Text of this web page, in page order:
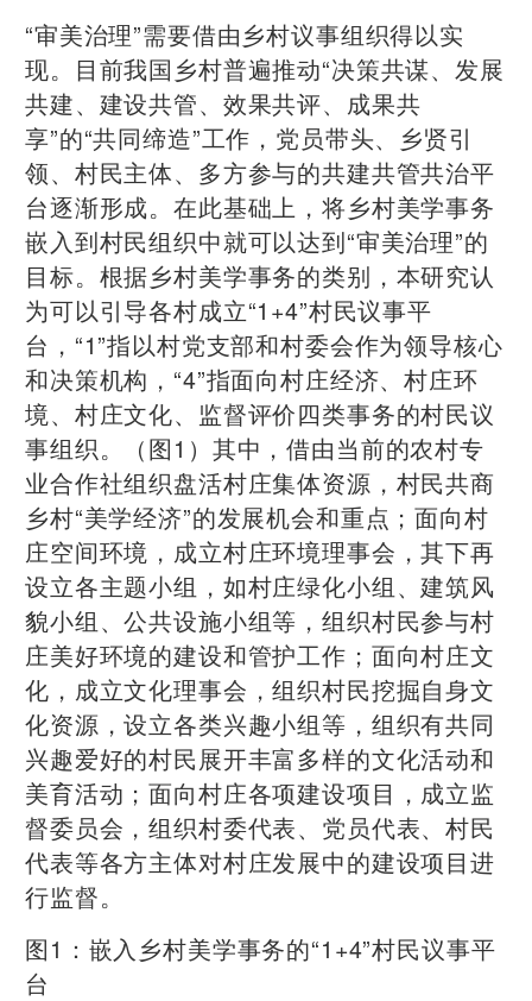
“审美治理”需要借由乡村议事组织得以实
现。目前我国乡村普遍推动“决策共谋、发展
共建、建设共管、效果共评、成果共
享”的“共同缔造”工作，党员带头、乡贤引
领、村民主体、多方参与的共建共管共治平
台逐渐形成。在此基础上，将乡村美学事务
嵌入到村民组织中就可以达到“审美治理”的
目标。根据乡村美学事务的类别，本研究认
为可以引导各村成立“1+4”村民议事平
台，“1”指以村党支部和村委会作为领导核心
和决策机构，“4”指面向村庄经济、村庄环
境、村庄文化、监督评价四类事务的村民议
事组织。（图1）其中，借由当前的农村专
业合作社组织盘活村庄集体资源，村民共商
乡村“美学经济”的发展机会和重点；面向村
庄空间环境，成立村庄环境理事会，其下再
设立各主题小组，如村庄绿化小组、建筑风
貌小组、公共设施小组等，组织村民参与村
庄美好环境的建设和管护工作；面向村庄文
化，成立文化理事会，组织村民挖掘自身文
化资源，设立各类兴趣小组等，组织有共同
兴趣爱好的村民展开丰富多样的文化活动和
美育活动；面向村庄各项建设项目，成立监
督委员会，组织村委代表、党员代表、村民
代表等各方主体对村庄发展中的建设项目进
行监督。
图1：嵌入乡村美学事务的“1+4”村民议事平
台